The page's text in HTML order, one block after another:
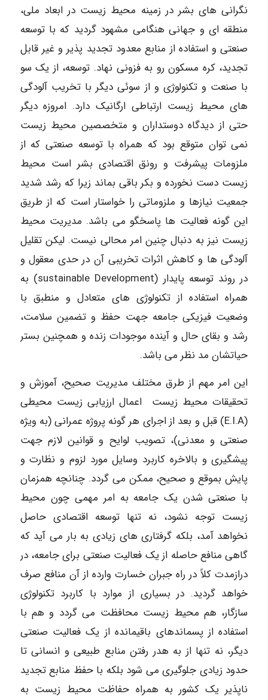
نگرانی های بشر در زمینه محیط زیست در ابعاد ملی،
منطقه ای و جهانی هنگامی مشهود گردید که با توسعه
صنعتی و استفاده از منابع معدود تجدید پذیر و غیر قابل
تجدید، کره مسکون رو به فزونی نهاد. توسعه، از یک سو
با صنعت و تکنولوژی و از سوئی دیگر با تخریب آلودگی
های محیط زیست ارتباطی ارگانیک دارد. امروزه دیگر
حتی از دیدگاه دوستداران و متخصصین محیط زیست
نمی توان متوقع بود که همراه با توسعه صنعتی که از
ملزومات پیشرفت و رونق اقتصادی بشر است محیط
زیست دست نخورده و بکر باقی بماند زیرا که رشد شدید
جمعیت نیازها و ملزوماتی را خواستار است که از طریق
این گونه فعالیت ها پاسخگو می باشد. مدیریت محیط
زیست نیز به دنبال چنین امر محالی نیست. لیکن تقلیل
آلودگی ها و کاهش اثرات تخریبی آن در حدی معقول و
در روند توسعه پایدار (sustainable Development) به
همراه استفاده از تکنولوژی های متعادل و منطبق با
وضعیت فیزیکی جامعه جهت حفظ و تضمین سلامت،
رشد و بقای حال و آینده موجودات زنده و همچنین بستر
حیاتشان مد نظر می باشد.
این امر مهم از طرق مختلف مدیریت صحیح، آموزش و
تحقیقات محیط زیست اعمال ارزیابی زیست محیطی
(E.I.A) قبل و بعد از اجرای هر گونه پروژه عمرانی (به ویژه
صنعتی و معدنی)، تصویب لوایح و قوانین لازم جهت
پیشگیری و بالاخره کاربرد وسایل مورد لزوم و نظارت و
پایش بموقع و صحیح، ممکن می گردد. چنانچه همزمان
با صنعتی شدن یک جامعه به امر مهمی چون محیط
زیست توجه نشود، نه تنها توسعه اقتصادی حاصل
نخواهد آمد، بلکه گرفتاری های زیادی به بار می آید که
گاهی منافع حاصله از یک فعالیت صنعتی برای جامعه، در
درازمدت کلاً در راه جبران خسارت وارده از آن منافع صرف
خواهد گردید. در بسیاری از موارد با کاربرد تکنولوژی
سازگار، هم محیط زیست محافظت می گردد و هم با
استفاده از پسماندهای باقیمانده از یک فعالیت صنعتی
دیگر، نه تنها از به هدر رفتن منابع طبیعی و انسانی تا
حدود زیادی جلوگیری می شود بلکه با حفظ منابع تجدید
ناپذیر یک کشور به همراه حفاظت محیط زیست به